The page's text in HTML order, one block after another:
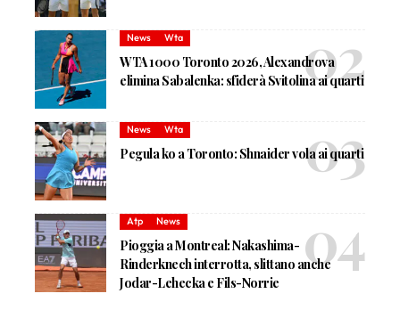
News Wta
WTA 1000 Toronto 2026, Alexandrova
elimina Sabalenka: sfiderà Svitolina ai quarti
News Wta
Pegula ko a Toronto: Shnaider vola ai quarti
Atp News
Pioggia a Montreal: Nakashima-
Rinderknech interrotta, slittano anche
Jodar-Lehecka e Fils-Norrie